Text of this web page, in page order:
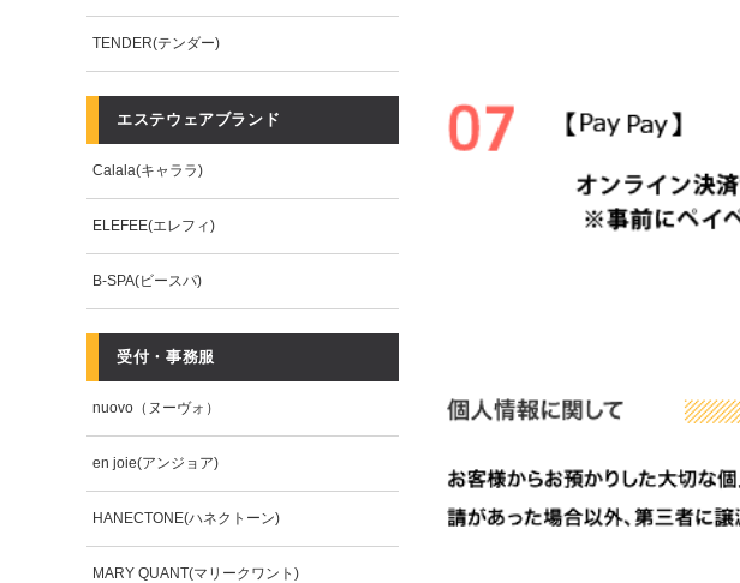
TENDER(テンダー)
エステウェアブランド
Calala(キャララ)
ELEFEE(エレフィ)
B-SPA(ビースパ)
受付・事務服
nuovo（ヌーヴォ）
en joie(アンジョア)
HANECTONE(ハネクトーン)
MARY QUANT(マリークワント)